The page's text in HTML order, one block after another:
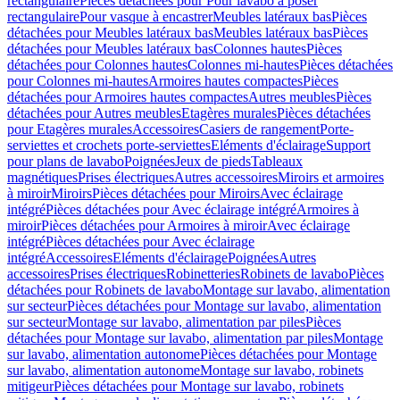
rectangulairePour vasque à encastrerMeubles latéraux basPièces
détachées pour Meubles latéraux basMeubles latéraux basPièces
détachées pour Meubles latéraux basColonnes hautesPièces
détachées pour Colonnes hautesColonnes mi-hautesPièces détachées
pour Colonnes mi-hautesArmoires hautes compactesPièces
détachées pour Armoires hautes compactesAutres meublesPièces
détachées pour Autres meublesEtagères muralesPièces détachées
pour Etagères muralesAccessoiresCasiers de rangementPorte-
serviettes et crochets porte-serviettesEléments d'éclairageSupport
pour plans de lavaboPoignéesJeux de piedsTableaux
magnétiquesPrises électriquesAutres accessoiresMiroirs et armoires
à miroirMiroirsPièces détachées pour MiroirsAvec éclairage
intégréPièces détachées pour Avec éclairage intégréArmoires à
miroirPièces détachées pour Armoires à miroirAvec éclairage
intégréPièces détachées pour Avec éclairage
intégréAccessoiresEléments d'éclairagePoignéesAutres
accessoiresPrises électriquesRobinetteriesRobinets de lavaboPièces
détachées pour Robinets de lavaboMontage sur lavabo, alimentation
sur secteurPièces détachées pour Montage sur lavabo, alimentation
sur secteurMontage sur lavabo, alimentation par pilesPièces
détachées pour Montage sur lavabo, alimentation par pilesMontage
sur lavabo, alimentation autonomePièces détachées pour Montage
sur lavabo, alimentation autonomeMontage sur lavabo, robinets
mitigeurPièces détachées pour Montage sur lavabo, robinets